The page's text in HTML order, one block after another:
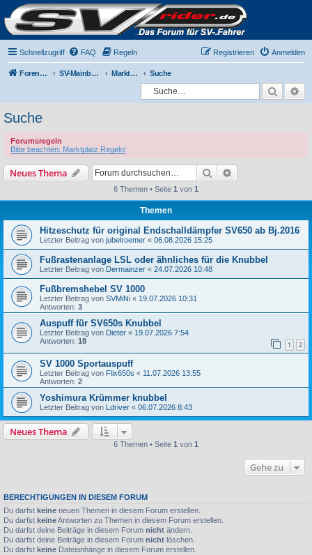
Schnellzugriff FAQ Regeln Anmelden
Registrieren
Foren-Übersicht SV-Mainboard Marktplatz Suche
Suche
Suche
Forumsregeln
Bitte beachten: Marktplatz Regeln!
Neues Thema Suche
6 Themen • Seite 1 von 1
Themen
Hitzeschutz für original Endschalldämpfer SV650 ab Bj.2016
Letzter Beitrag von jubelroemer « 06.08.2026 15:25
Fußrastenanlage LSL oder ähnliches für die Knubbel
Letzter Beitrag von Dermainzer « 24.07.2026 10:48
Fußbremshebel SV 1000
Letzter Beitrag von SVMiNi « 19.07.2026 10:31
Antworten: 3
Auspuff für SV650s Knubbel
Letzter Beitrag von Dieter « 19.07.2026 7:54
Antworten: 18 1 2
SV 1000 Sportauspuff
Letzter Beitrag von Flix650s « 11.07.2026 13:55
Antworten: 2
Yoshimura Krümmer knubbel
Letzter Beitrag von Ldriver « 06.07.2026 8:43
Neues Thema
6 Themen • Seite 1 von 1
Gehe zu
BERECHTIGUNGEN IN DIESEM FORUM
Du darfst keine neuen Themen in diesem Forum erstellen.
Du darfst keineAntworten zu Themen in diesem Forum erstellen.
Du darfst deine Beiträge in diesem Forum nicht ändern.
Du darfst deine Beiträge in diesem Forum nicht löschen.
Du darfst keine Dateianhänge in diesem Forum erstellen.